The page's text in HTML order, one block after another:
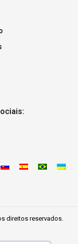
direitos reservados.